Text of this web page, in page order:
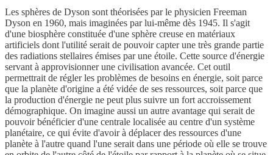
Les sphères de Dyson sont théorisées par le physicien Freeman
Dyson en 1960, mais imaginées par lui-même dès 1945. Il s'agit
d'une biosphère constituée d'une sphère creuse en matériaux
artificiels dont l'utilité serait de pouvoir capter une très grande partie
des radiations stellaires émises par une étoile. Cette source d'énergie
servant à approvisionner une civilisation avancée. Cet outil
permettrait de régler les problèmes de besoins en énergie, soit parce
que la planète d'origine a été vidée de ses ressources, soit parce que
la production d'énergie ne peut plus suivre un fort accroissement
démographique. On imagine aussi un autre avantage qui serait de
pouvoir bénéficier d'une centrale localisée au centre d'un système
planétaire, ce qui évite d'avoir à déplacer des ressources d'une
planète à l'autre quand l'une serait dans une période où elle se trouve